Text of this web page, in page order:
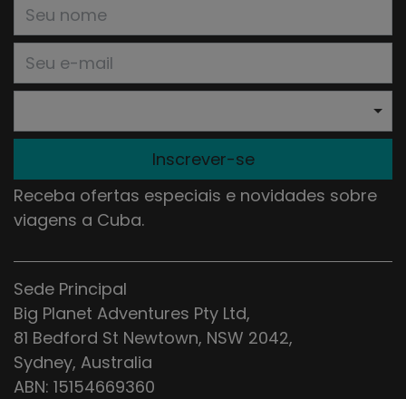
Inscrever-se
Receba ofertas especiais e novidades sobre
viagens a Cuba.
Sede Principal
Big Planet Adventures Pty Ltd,
81 Bedford St Newtown, NSW 2042,
Sydney, Australia
ABN: 15154669360